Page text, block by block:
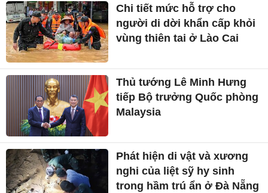
Chi tiết mức hỗ trợ cho
người di dời khẩn cấp khỏi
vùng thiên tai ở Lào Cai
Thủ tướng Lê Minh Hưng
tiếp Bộ trưởng Quốc phòng
Malaysia
Phát hiện di vật và xương
nghi của liệt sỹ hy sinh
trong hầm trú ẩn ở Đà Nẵng